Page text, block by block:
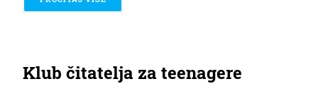
Klub čitatelja za teenagere